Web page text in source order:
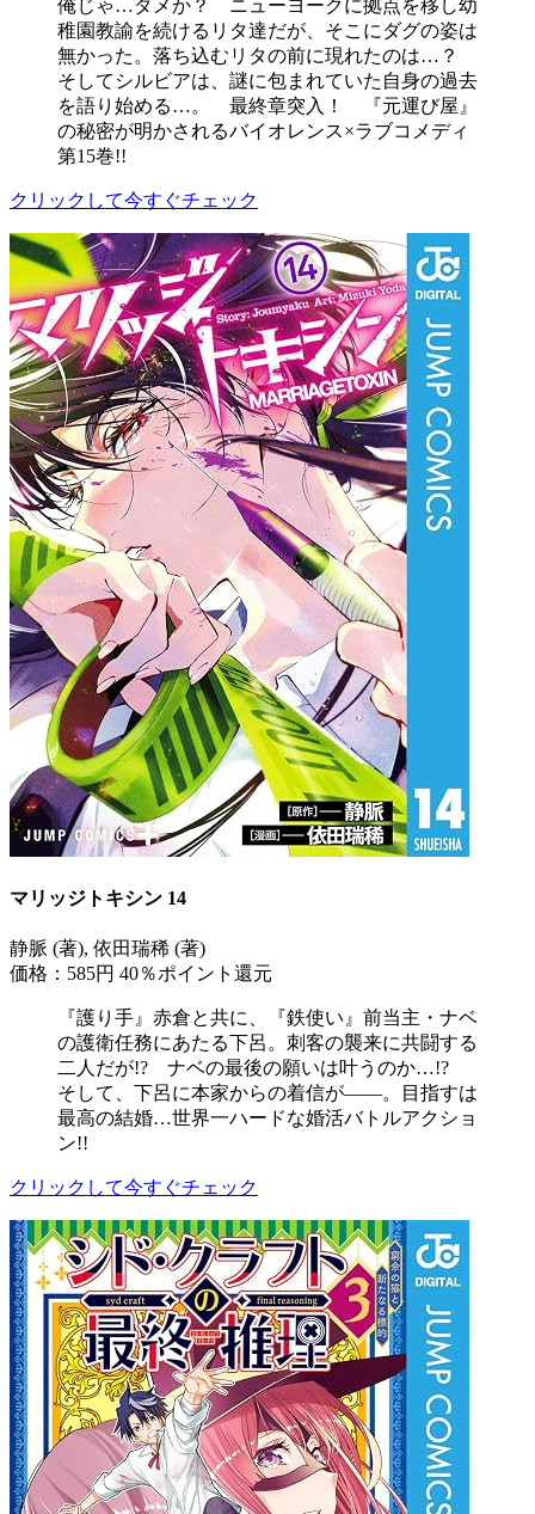
俺じゃ…ダメか？ ニューヨークに拠点を移し幼
稚園教諭を続けるリタ達だが、そこにダグの姿は
無かった。落ち込むリタの前に現れたのは…？
そしてシルビアは、謎に包まれていた自身の過去
を語り始める…。 最終章突入！ 『元運び屋』
の秘密が明かされるバイオレンス×ラブコメディ
第15巻!!
クリックして今すぐチェック
マリッジトキシン 14
静脈 (著), 依田瑞稀 (著)
価格：585円 40％ポイント還元
『護り手』赤倉と共に、『鉄使い』前当主・ナベ
の護衛任務にあたる下呂。刺客の襲来に共闘する
二人だが!? ナベの最後の願いは叶うのか…!?
そして、下呂に本家からの着信が――。目指すは
最高の結婚…世界一ハードな婚活バトルアクショ
ン!!
クリックして今すぐチェック